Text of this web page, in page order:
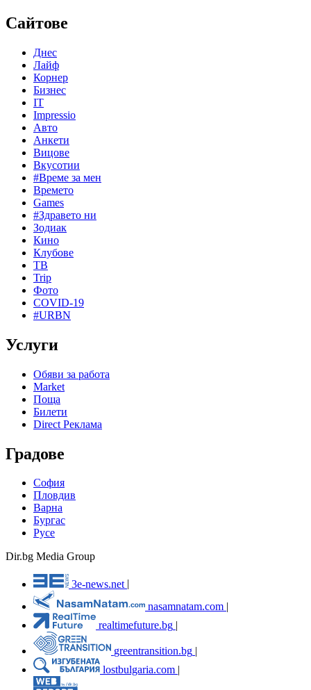
Сайтове
Днес
Лайф
Корнер
Бизнес
IT
Impressio
Авто
Анкети
Вицове
Вкусотии
#Време за мен
Времето
Games
#Здравето ни
Зодиак
Кино
Клубове
ТВ
Trip
Фото
COVID-19
#URBN
Услуги
Обяви за работа
Market
Поща
Билети
Direct Реклама
Градове
София
Пловдив
Варна
Бургас
Русе
Dir.bg Media Group
3e-news.net
nasamnatam.com |
realtimefuture.bg |
greentransition.bg |
lostbulgaria.com |